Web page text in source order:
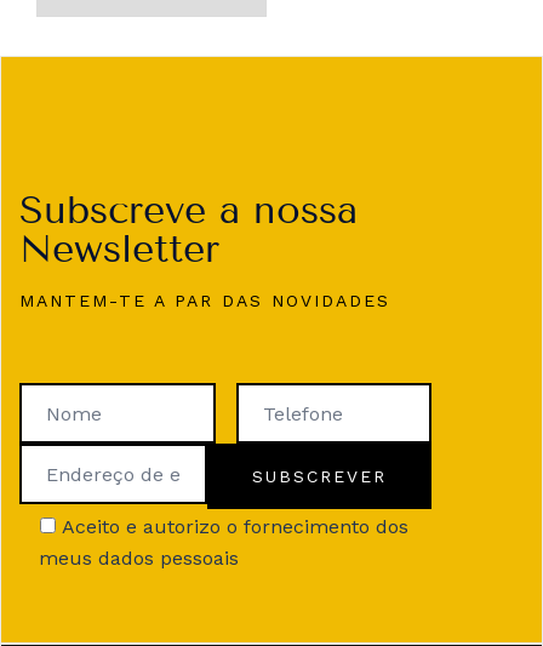
Subscreve a nossa
Newsletter
MANTEM-TE A PAR DAS NOVIDADES
Aceito e autorizo o fornecimento dos
meus dados pessoais